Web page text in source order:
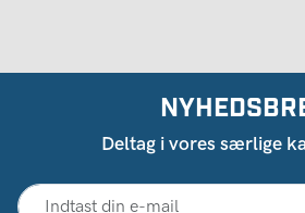
Deltag i vores særlige